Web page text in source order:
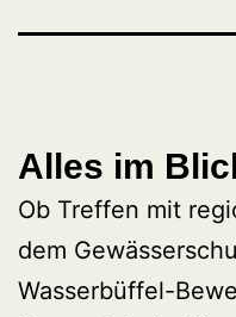
Alles im
Ob Treffen mit
dem
Wasserbüffel-